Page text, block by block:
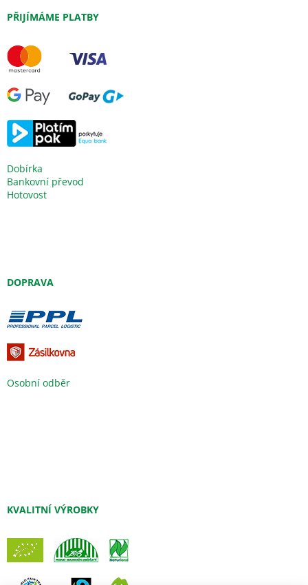
PŘIJÍMÁME PLATBY
Dobírka
Bankovní převod
Hotovost
DOPRAVA
Osobní odběr
KVALITNÍ VÝROBKY